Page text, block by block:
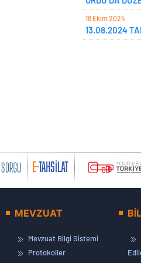
18 Ekim 2024
13.08.2024
MEVZUAT
Mevzuat Bilgi Sistemi
Protokoller